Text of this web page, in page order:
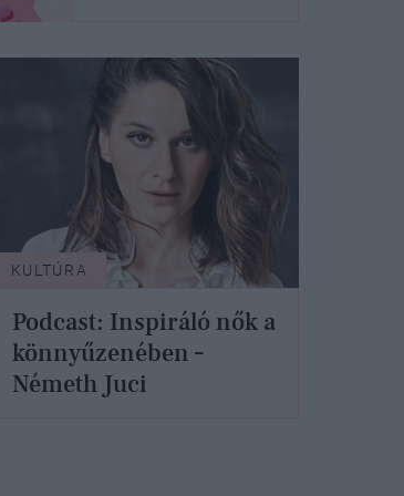
KULTÚRA
Podcast: Inspiráló nők a
könnyűzenében –
Németh Juci